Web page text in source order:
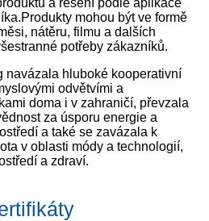
a řešení podle aplikace
mohou být ve formě
nátěru, filmu a dalších
potřeby zákazníků.
navázala hluboké kooperativní
odvětvími a
doma i v zahraničí, převzala
za úsporu energie a
a také se zavázala k
v oblasti módy a technologií,
a zdraví.